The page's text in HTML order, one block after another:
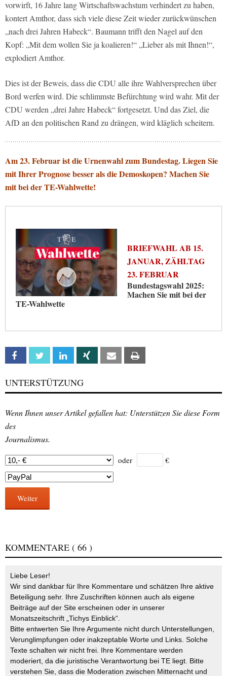
vorwirft, 16 Jahre lang Wirtschaftswachstum verhindert zu haben,
kontert Amthor, dass sich viele diese Zeit wieder zurückwünschen
„nach drei Jahren Habeck“. Baumann trifft den Nagel auf den
Kopf: „Mit dem wollen Sie ja koalieren!“ „Lieber als mit Ihnen!“,
explodiert Amthor.
Dies ist der Beweis, dass die CDU alle ihre Wahlversprechen über
Bord werfen wird. Die schlimmste Befürchtung wird wahr. Mit der
CDU werden „drei Jahre Habeck“ fortgesetzt. Und das Ziel, die
AfD an den politischen Rand zu drängen, wird kläglich scheitern.
Am 23. Februar ist die Urnenwahl zum Bundestag. Liegen Sie
mit Ihrer Prognose besser als die Demoskopen? Machen Sie
mit bei der TE-Wahlwette!
BRIEFWAHL AB 15.
JANUAR, ZÄHLTAG
23. FEBRUAR
Bundestagswahl 2025:
Machen Sie mit bei der
TE-Wahlwette
Facebook Twitter Linkedin Xing Email
UNTERSTÜTZUNG
Wenn Ihnen unser Artikel gefallen hat: Unterstützen Sie diese Form
des
Journalismus.
oder €
Weiter
KOMMENTARE ( 66 )
Liebe Leser!
Wir sind dankbar für Ihre Kommentare und schätzen Ihre aktive
Beteiligung sehr. Ihre Zuschriften können auch als eigene
Beiträge auf der Site erscheinen oder in unserer
Monatszeitschrift „Tichys Einblick“.
Bitte entwerten Sie Ihre Argumente nicht durch Unterstellungen,
Verunglimpfungen oder inakzeptable Worte und Links. Solche
Texte schalten wir nicht frei. Ihre Kommentare werden
moderiert, da die juristische Verantwortung bei TE liegt. Bitte
verstehen Sie, dass die Moderation zwischen Mitternacht und